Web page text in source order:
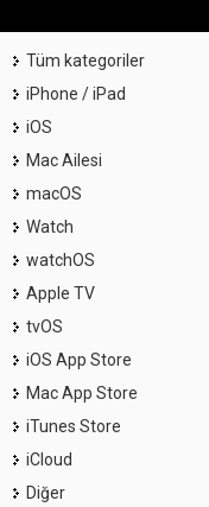
Tüm kategoriler
iPhone / iPad
iOS
Mac Ailesi
macOS
Watch
watchOS
Apple TV
tvOS
iOS App Store
Mac App Store
iTunes Store
iCloud
Diğer